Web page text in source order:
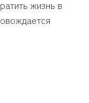
жизнь в